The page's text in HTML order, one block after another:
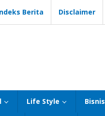
Berita Disclaimer
Life Style Bisnis